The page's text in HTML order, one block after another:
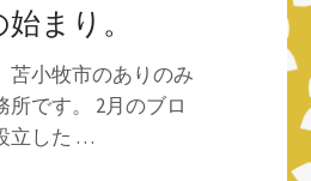
まり。
苫小牧市のありのみ
所です。 2月のブロ
立した …